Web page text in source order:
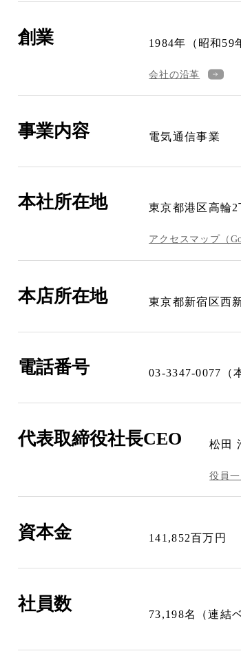
創業 1984年（昭和59
会社の沿革
事業内容 電気通信事業
本社所在地 東京都港区高輪
アクセスマップ（
本店所在地 東京都新宿区西
電話番号 03-3347-0077（
代表取締役社長CEO 松田
役員一
資本金 141,852百万円
社員数
73,198名（連結